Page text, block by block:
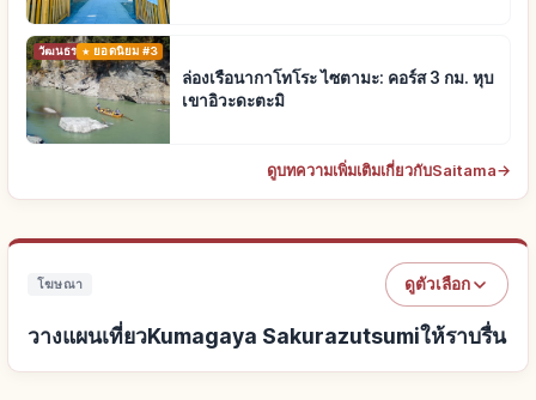
วัฒนธรรมดั้งเดิมยอดนิยม #3
ล่องเรือนากาโทโระ ไซตามะ: คอร์ส 3 กม. หุบ
เขาอิวะดะตะมิ
ดูบทความเพิ่มเติมเกี่ยวกับSaitama→
โฆษณา ดูตัวเลือก
วางแผนเที่ยวKumagaya Sakurazutsumiให้ราบรื่น